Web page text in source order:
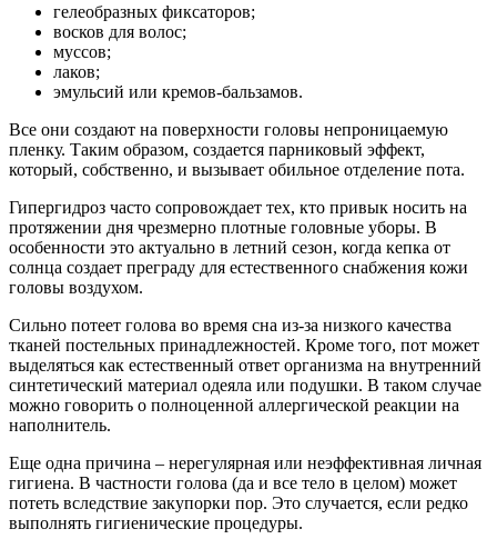
гелеобразных фиксаторов;
восков для волос;
муссов;
лаков;
эмульсий или кремов-бальзамов.
Все они создают на поверхности головы непроницаемую
пленку. Таким образом, создается парниковый эффект,
который, собственно, и вызывает обильное отделение пота.
Гипергидроз часто сопровождает тех, кто привык носить на
протяжении дня чрезмерно плотные головные уборы. В
особенности это актуально в летний сезон, когда кепка от
солнца создает преграду для естественного снабжения кожи
головы воздухом.
Сильно потеет голова во время сна из-за низкого качества
тканей постельных принадлежностей. Кроме того, пот может
выделяться как естественный ответ организма на внутренний
синтетический материал одеяла или подушки. В таком случае
можно говорить о полноценной аллергической реакции на
наполнитель.
Еще одна причина – нерегулярная или неэффективная личная
гигиена. В частности голова (да и все тело в целом) может
потеть вследствие закупорки пор. Это случается, если редко
выполнять гигиенические процедуры.